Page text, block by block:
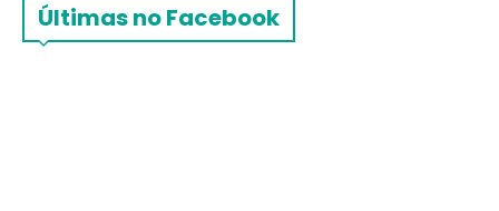
Últimas no Facebook